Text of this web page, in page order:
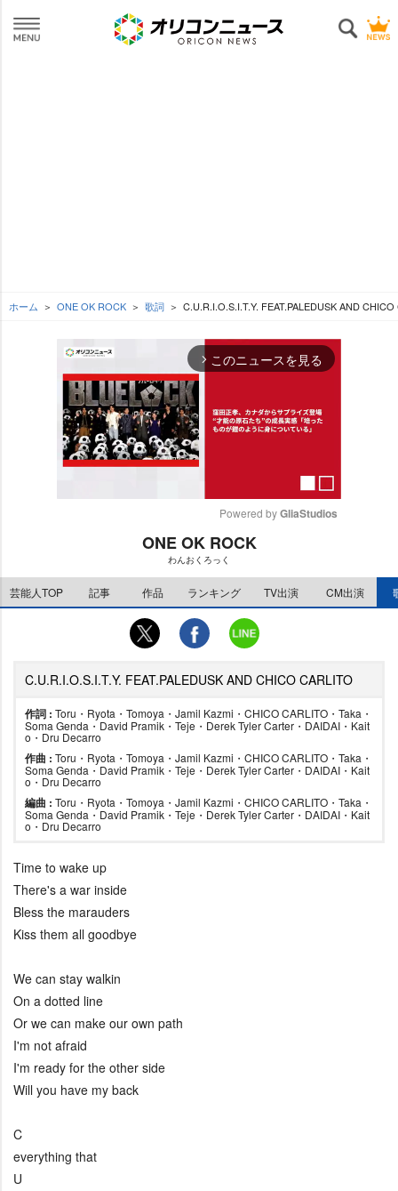
ホーム ONE OK ROCK 歌詞 C.U.R.I.O.S.I.T.Y. FEAT.PALEDUSK AND
arrow_forward_ios このニュースを見る
e
Powered by GliaStudios
ONE OK ROCK
わんおくろっく
芸能人TOP 記事 作品 ランキング TV出演 CM出演
C.U.R.I.O.S.I.T.Y. FEAT.PALEDUSK AND CHICO CARLITO
作詞 : Toru・Ryota・Tomoya・Jamil Kazmi・CHICO CARLITO・Taka・
Soma Genda・David Pramik・Teje・Derek Tyler Carter・DAIDAI・Kait
o・Dru Decarro
作曲 : Toru・Ryota・Tomoya・Jamil Kazmi・CHICO CARLITO・Taka・
Soma Genda・David Pramik・Teje・Derek Tyler Carter・DAIDAI・Kait
o・Dru Decarro
編曲 : Toru・Ryota・Tomoya・Jamil Kazmi・CHICO CARLITO・Taka・
Soma Genda・David Pramik・Teje・Derek Tyler Carter・DAIDAI・Kait
o・Dru Decarro
Time to wake up
There's a war inside
Bless the marauders
Kiss them all goodbye
We can stay walkin
On a dotted line
Or we can make our own path
I'm not afraid
I'm ready for the other side
Will you have my back
C
everything that
U